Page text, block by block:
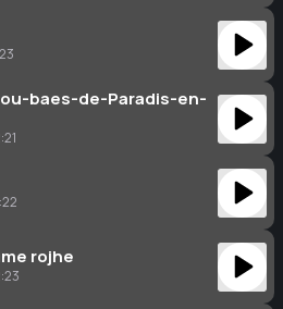
baes-de-Paradis-en-
rojhe